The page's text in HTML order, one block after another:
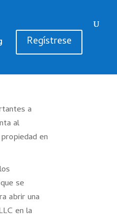
Regístrese
a
al
en
se
abrir una
en la